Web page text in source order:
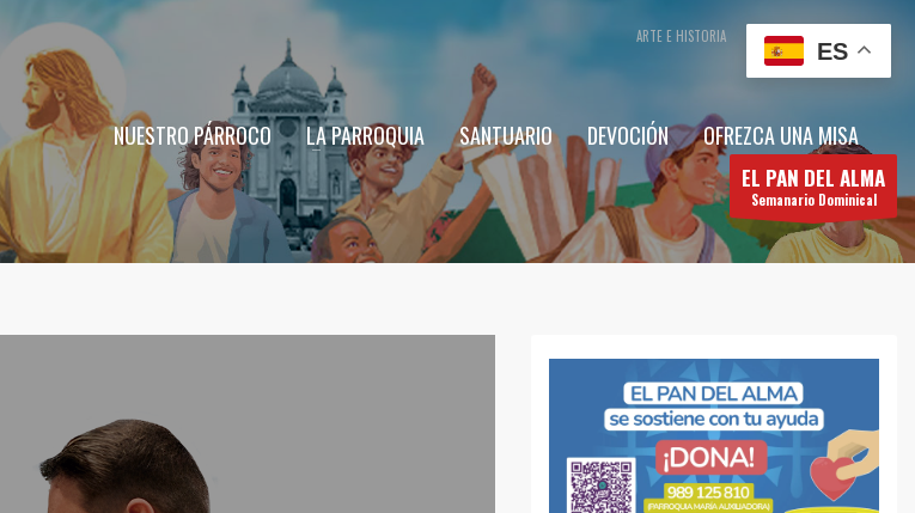
ARTE E HISTORIA CONTÁCTENOS
NUESTRO PÁRROCO LA PARROQUIA SANTUARIO DEVOCIÓN OFREZCA UNA MISA
EL PAN DEL ALMA
Semanario Dominical
ES